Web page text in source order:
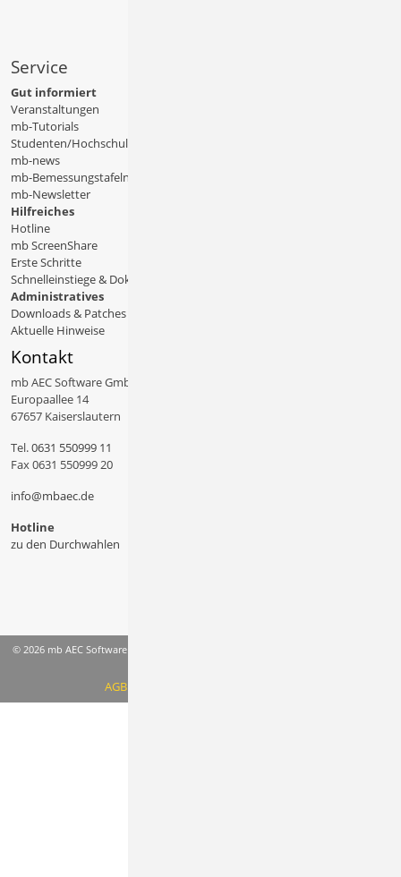
Service
Gut informiert
Veranstaltungen
mb-Tutorials
Studenten/Hochschule
mb-news
mb-Bemessungstafeln
mb-Newsletter
Hilfreiches
Hotline
mb ScreenShare
Erste Schritte
Schnelleinstiege & Doku
Administratives
Downloads & Patches
Aktuelle Hinweise
Kontakt
mb AEC Software GmbH
Europaallee 14
67657 Kaiserslautern
Tel.0631 550999 11
Fax 0631 550999 20
info@mbaec.de
Hotline
zu den Durchwahlen
© 2026 mb AEC Software GmbH
AGB